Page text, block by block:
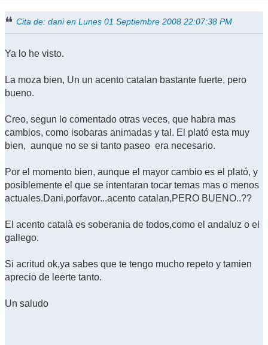
Cita de: dani en Lunes 01 Septiembre 2008 22:07:38 PM
Ya lo he visto.
La moza bien, Un un acento catalan bastante fuerte, pero
bueno.
Creo, segun lo comentado otras veces, que habra mas
cambios, como isobaras animadas y tal. El plató esta muy
bien, aunque no se si tanto paseo era necesario.
Por el momento bien, aunque el mayor cambio es el plató, y
posiblemente el que se intentaran tocar temas mas o menos
actuales.Dani,porfavor...acento catalan,PERO BUENO..??
El acento català es soberania de todos,como el andaluz o el
gallego.
Si acritud ok,ya sabes que te tengo mucho repeto y tamien
aprecio de leerte tanto.
Un saludo